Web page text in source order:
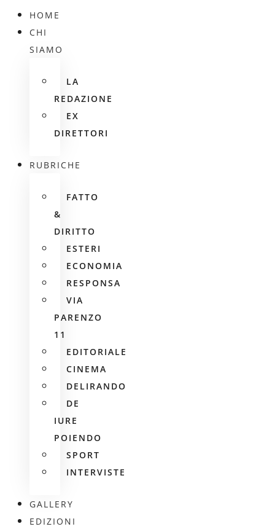
HOME
CHI
SIAMO
LA
REDAZIONE
EX
DIRETTORI
RUBRICHE
FATTO
&
DIRITTO
ESTERI
ECONOMIA
RESPONSA
VIA
PARENZO
11
EDITORIALE
CINEMA
DELIRANDO
DE
IURE
POIENDO
SPORT
INTERVISTE
GALLERY
EDIZIONI